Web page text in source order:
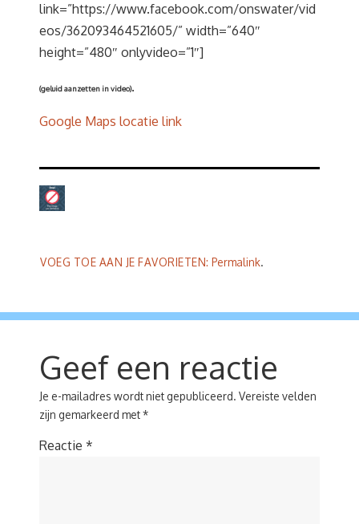
link=”https://www.facebook.com/onswater/vid
eos/362093464521605/” width=”640″
height=”480″ onlyvideo=”1″]
(geluid aanzetten in video).
Google Maps locatie link
VOEG TOE AAN JE FAVORIETEN: Permalink.
Geef een reactie
Je e-mailadres wordt niet gepubliceerd. Vereiste velden
zijn gemarkeerd met*
Reactie *